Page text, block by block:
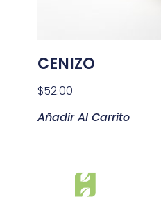
CENIZO
$52.00
Añadir Al Carrito